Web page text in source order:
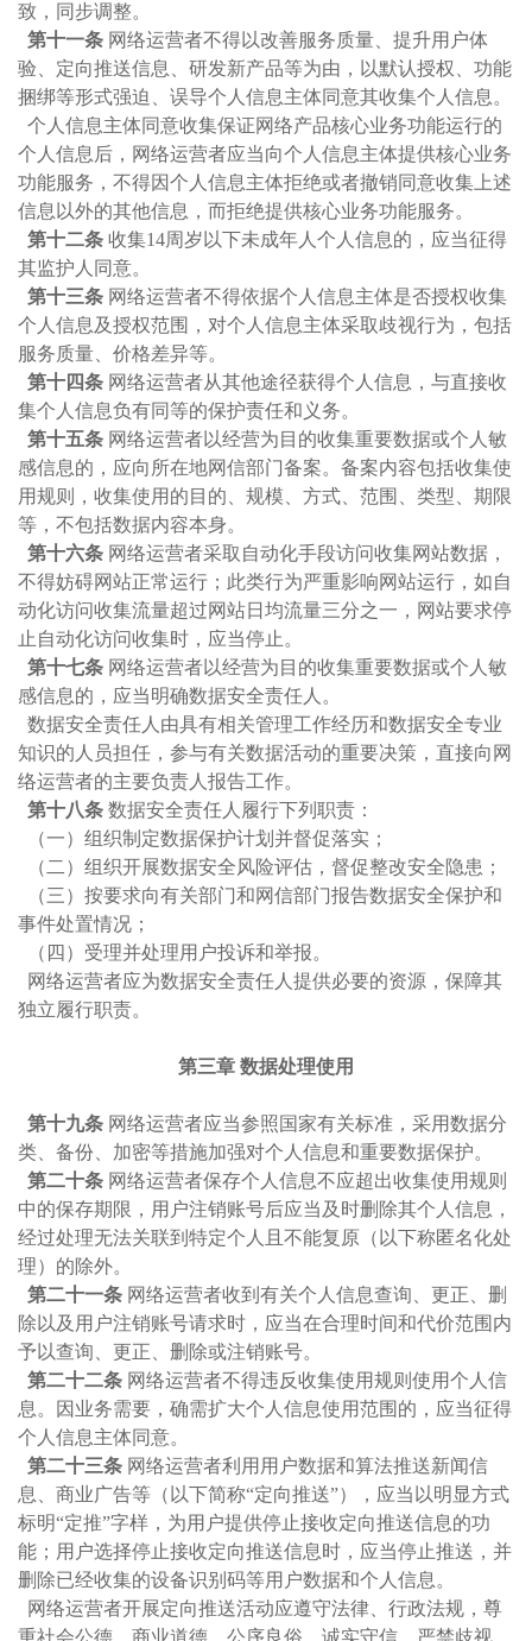
致，同步调整。
第十一条 网络运营者不得以改善服务质量、提升用户体
验、定向推送信息、研发新产品等为由，以默认授权、功能
捆绑等形式强迫、误导个人信息主体同意其收集个人信息。
个人信息主体同意收集保证网络产品核心业务功能运行的
个人信息后，网络运营者应当向个人信息主体提供核心业务
功能服务，不得因个人信息主体拒绝或者撤销同意收集上述
信息以外的其他信息，而拒绝提供核心业务功能服务。
第十二条 收集14周岁以下未成年人个人信息的，应当征得
其监护人同意。
第十三条 网络运营者不得依据个人信息主体是否授权收集
个人信息及授权范围，对个人信息主体采取歧视行为，包括
服务质量、价格差异等。
第十四条 网络运营者从其他途径获得个人信息，与直接收
集个人信息负有同等的保护责任和义务。
第十五条 网络运营者以经营为目的收集重要数据或个人敏
感信息的，应向所在地网信部门备案。备案内容包括收集使
用规则，收集使用的目的、规模、方式、范围、类型、期限
等，不包括数据内容本身。
第十六条 网络运营者采取自动化手段访问收集网站数据，
不得妨碍网站正常运行；此类行为严重影响网站运行，如自
动化访问收集流量超过网站日均流量三分之一，网站要求停
止自动化访问收集时，应当停止。
第十七条 网络运营者以经营为目的收集重要数据或个人敏
感信息的，应当明确数据安全责任人。
数据安全责任人由具有相关管理工作经历和数据安全专业
知识的人员担任，参与有关数据活动的重要决策，直接向网
络运营者的主要负责人报告工作。
第十八条 数据安全责任人履行下列职责：
（一）组织制定数据保护计划并督促落实；
（二）组织开展数据安全风险评估，督促整改安全隐患；
（三）按要求向有关部门和网信部门报告数据安全保护和
事件处置情况；
（四）受理并处理用户投诉和举报。
网络运营者应为数据安全责任人提供必要的资源，保障其
独立履行职责。
第三章 数据处理使用
第十九条 网络运营者应当参照国家有关标准，采用数据分
类、备份、加密等措施加强对个人信息和重要数据保护。
第二十条 网络运营者保存个人信息不应超出收集使用规则
中的保存期限，用户注销账号后应当及时删除其个人信息，
经过处理无法关联到特定个人且不能复原（以下称匿名化处
理）的除外。
第二十一条 网络运营者收到有关个人信息查询、更正、删
除以及用户注销账号请求时，应当在合理时间和代价范围内
予以查询、更正、删除或注销账号。
第二十二条 网络运营者不得违反收集使用规则使用个人信
息。因业务需要，确需扩大个人信息使用范围的，应当征得
个人信息主体同意。
第二十三条 网络运营者利用用户数据和算法推送新闻信
息、商业广告等（以下简称“定向推送”），应当以明显方式
标明“定推”字样，为用户提供停止接收定向推送信息的功
能；用户选择停止接收定向推送信息时，应当停止推送，并
删除已经收集的设备识别码等用户数据和个人信息。
网络运营者开展定向推送活动应遵守法律、行政法规，尊
重社会公德、商业道德、公序良俗，诚实守信，严禁歧视、